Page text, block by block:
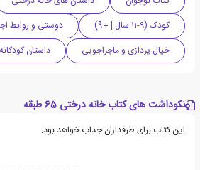
کودک (۹-۱۱ سال | +9)
دوستی و روابط
خیال پردازی و ماجراجویی
داستان کودکانه
نکوداشت های کتاب خانه درختی 65 طبقه
این کتاب برای طرفداران جذاب خواهد بود.